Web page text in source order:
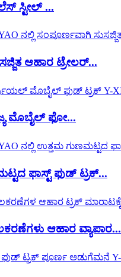
ಸ್ಟೀಲ್ ...
ಆಹಾರ ಟ್ರೇಲರ್...
ಮೊಬೈಲ್ ಫೋ...
ಫಾಸ್ಟ್ ಫುಡ್ ಟ್ರಕ್...
ಆಹಾರ ವ್ಯಾಪಾರ...